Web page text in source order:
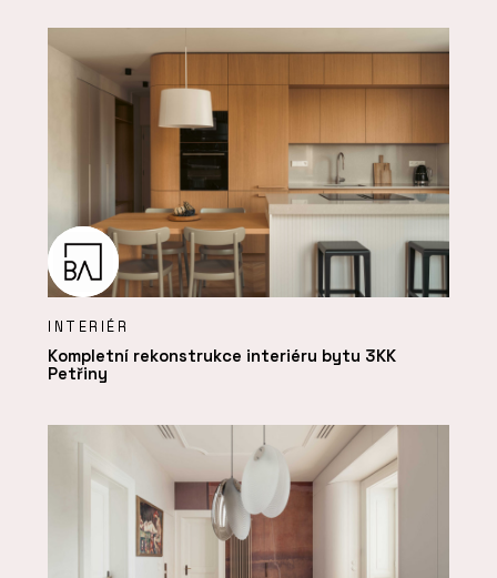
INTERIÉR
Kompletní rekonstrukce interiéru bytu 3KK
Petřiny